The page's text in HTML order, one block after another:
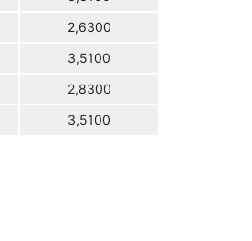
2,6300
3,5100
2,8300
3,5100